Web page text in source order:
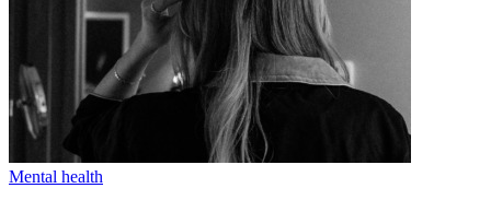
Mental health